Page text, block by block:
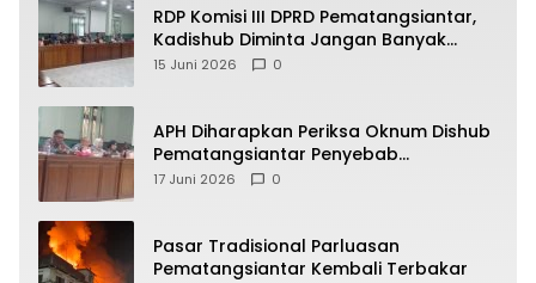
RDP Komisi III DPRD Pematangsiantar,
Kadishub Diminta Jangan Banyak
Alasan
15 Juni 2026 0
APH Diharapkan Periksa Oknum Dishub
Pematangsiantar Penyebab
Kebocoran PAD Retribusi Parkir
17 Juni 2026 0
Pasar Tradisional Parluasan
Pematangsiantar Kembali Terbakar